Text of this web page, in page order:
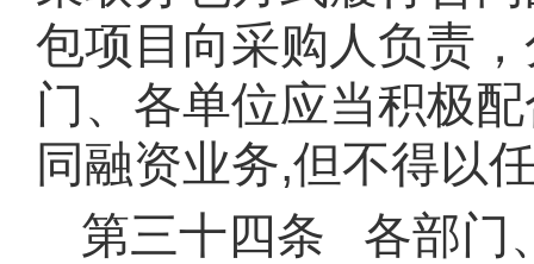
包项目向采购人负责
门、各单位应当积极
同融资业务,但不得以
第三十四条 各部门